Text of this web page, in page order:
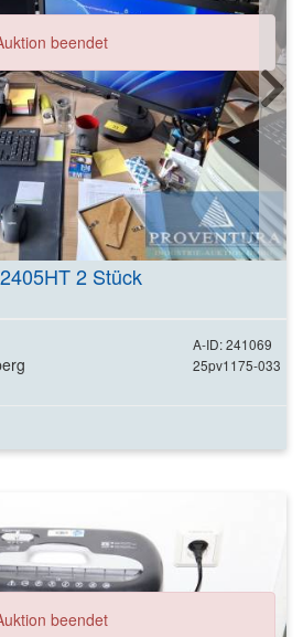
beendet
2 Stück
A-ID: 241069
25pv1175-033
beendet